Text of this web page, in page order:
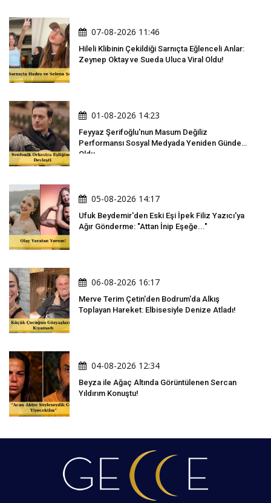
07-08-2026 11:46
Hileli Klibinin Çekildiği Sarnıçta Eğlenceli Anlar:
Zeynep Oktay ve Sueda Uluca Viral Oldu!
01-08-2026 14:23
Feyyaz Şerifoğlu'nun Masum Değiliz
Performansı Sosyal Medyada Yeniden Gündem
Oldu
05-08-2026 14:17
Ufuk Beydemir'den Eski Eşi İpek Filiz Yazıcı'ya
Ağır Gönderme: "Attan İnip Eşeğe..."
06-08-2026 16:17
Merve Terim Çetin'den Bodrum'da Alkış
Toplayan Hareket: Elbisesiyle Denize Atladı!
04-08-2026 12:34
Beyza ile Ağaç Altında Görüntülenen Sercan
Yıldırım Konuştu!